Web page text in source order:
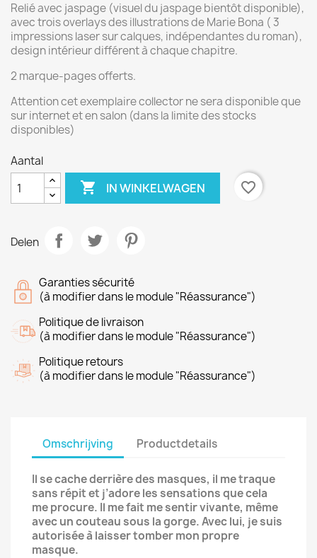
Relié avec jaspage (visuel du jaspage bientôt disponible),
avec trois overlays des illustrations de Marie Bona ( 3
impressions laser sur calques, indépendantes du roman),
design intérieur différent à chaque chapitre.
2 marque-pages offerts.
Attention cet exemplaire collector ne sera disponible que
sur internet et en salon (dans la limite des stocks
disponibles)
Aantal
 IN WINKELWAGEN favorite_border
Delen
Garanties sécurité
(à modifier dans le module "Réassurance")
Politique de livraison
(à modifier dans le module "Réassurance")
Politique retours
(à modifier dans le module "Réassurance")
Omschrijving Productdetails
Il se cache derrière des masques, il me traque
sans répit et j’adore les sensations que cela
me procure. Il me fait me sentir vivante, même
avec un couteau sous la gorge. Avec lui, je suis
autorisée à laisser tomber mon propre
masque.